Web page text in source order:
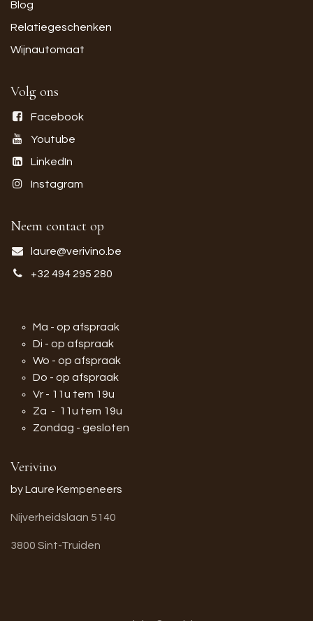
Blog
Relatiegeschenken
Wijnautomaat
Volg ons
Facebook
Youtube
LinkedIn
Instagram
Neem contact op
laure@verivino.be
+32 494 295 280
Ma - op afspraak
Di - op afspraak
Wo - op afspraak
Do - op afspraak
Vr - 11u tem 19u
Za - 11u tem 19u
Zondag - gesloten
Verivino
by Laure Kempeneers
Nijverheidslaan 5140
3800 Sint-Truiden